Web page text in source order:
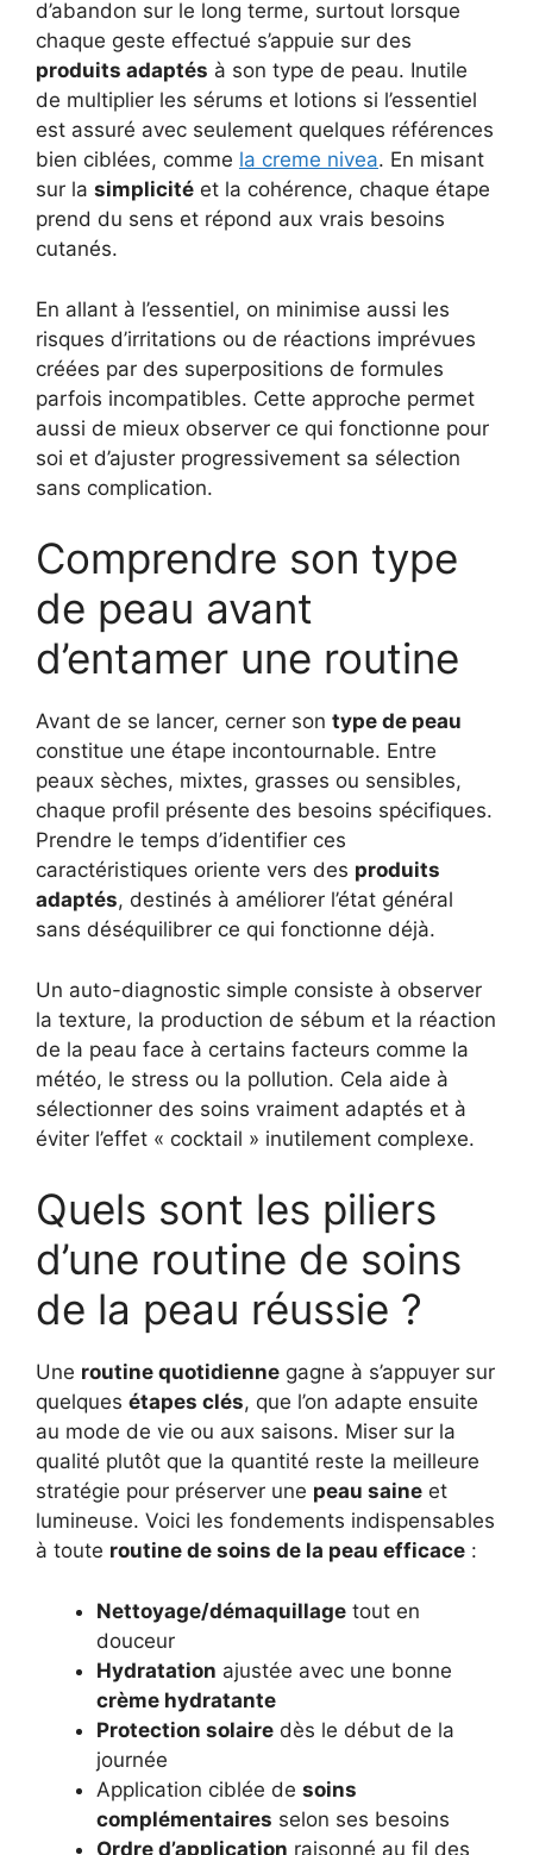
d’abandon sur le long terme, surtout lorsque
chaque geste effectué s’appuie sur des
produits adaptés à son type de peau. Inutile
de multiplier les sérums et lotions si l’essentiel
est assuré avec seulement quelques références
bien ciblées, comme la creme nivea. En misant
sur la simplicité et la cohérence, chaque étape
prend du sens et répond aux vrais besoins
cutanés.
En allant à l’essentiel, on minimise aussi les
risques d’irritations ou de réactions imprévues
créées par des superpositions de formules
parfois incompatibles. Cette approche permet
aussi de mieux observer ce qui fonctionne pour
soi et d’ajuster progressivement sa sélection
sans complication.
Comprendre son type
de peau avant
d’entamer une routine
Avant de se lancer, cerner son type de peau
constitue une étape incontournable. Entre
peaux sèches, mixtes, grasses ou sensibles,
chaque profil présente des besoins spécifiques.
Prendre le temps d’identifier ces
caractéristiques oriente vers des produits
adaptés, destinés à améliorer l’état général
sans déséquilibrer ce qui fonctionne déjà.
Un auto-diagnostic simple consiste à observer
la texture, la production de sébum et la réaction
de la peau face à certains facteurs comme la
météo, le stress ou la pollution. Cela aide à
sélectionner des soins vraiment adaptés et à
éviter l’effet « cocktail » inutilement complexe.
Quels sont les piliers
d’une routine de soins
de la peau réussie ?
Une routine quotidienne gagne à s’appuyer sur
quelques étapes clés, que l’on adapte ensuite
au mode de vie ou aux saisons. Miser sur la
qualité plutôt que la quantité reste la meilleure
stratégie pour préserver une peau saine et
lumineuse. Voici les fondements indispensables
à toute routine de soins de la peau efficace :
Nettoyage/démaquillage tout en
douceur
Hydratation ajustée avec une bonne
crème hydratante
Protection solaire dès le début de la
journée
Application ciblée de soins
complémentaires selon ses besoins
Ordre d’application raisonné au fil des